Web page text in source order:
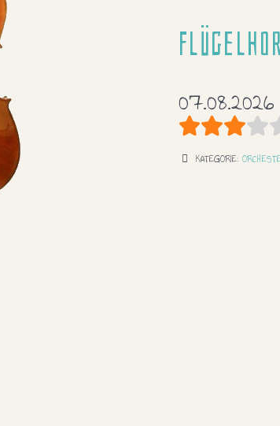
07.08.2026
Bewertung: 3
KATEGORIE: